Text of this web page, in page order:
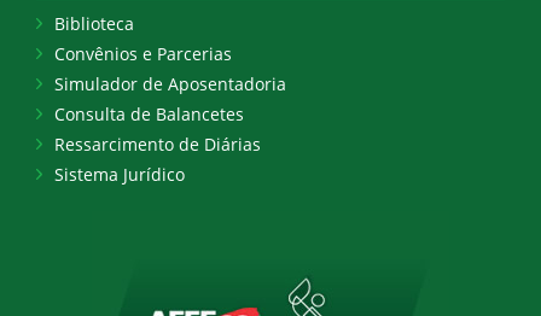
Biblioteca
Convênios e Parcerias
Simulador de Aposentadoria
Consulta de Balancetes
Ressarcimento de Diárias
Sistema Jurídico